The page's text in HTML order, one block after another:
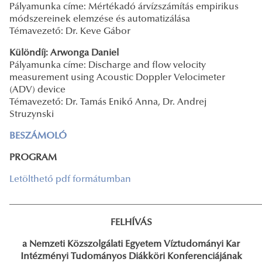
Pályamunka címe: Mértékadó árvízszámítás empirikus
módszereinek elemzése és automatizálása
Témavezető: Dr. Keve Gábor
Különdíj: Arwonga Daniel
Pályamunka címe: Discharge and flow velocity
measurement using Acoustic Doppler Velocimeter
(ADV) device
Témavezető: Dr. Tamás Enikő Anna, Dr. Andrej
Struzynski
BESZÁMOLÓ
PROGRAM
Letölthető pdf formátumban
FELHÍVÁS
a Nemzeti Közszolgálati Egyetem Víztudományi Kar
Intézményi Tudományos Diákköri Konferenciájának